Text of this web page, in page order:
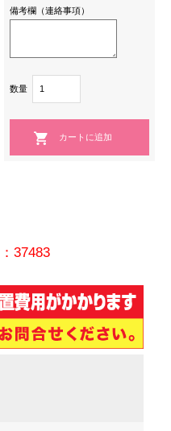
備考欄（連絡事項）
数量
37483